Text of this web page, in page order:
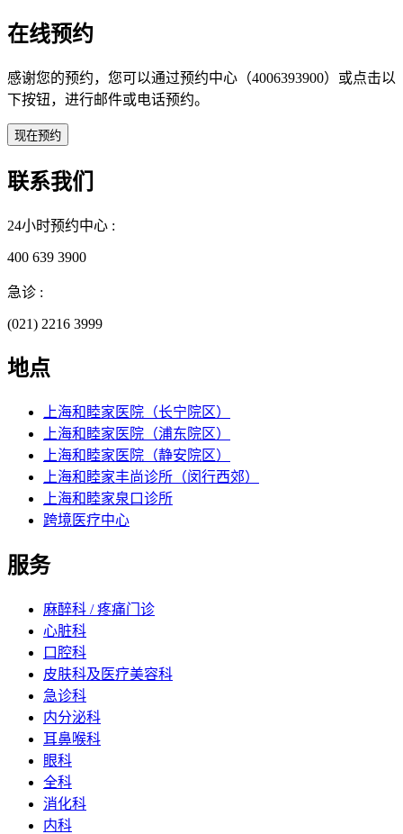
在线预约
感谢您的预约，您可以通过预约中心（4006393900）或点击以
下按钮，进行邮件或电话预约。
联系我们
24小时预约中心 :
400 639 3900
急诊 :
(021) 2216 3999
地点
上海和睦家医院（长宁院区）
上海和睦家医院（浦东院区）
上海和睦家医院（静安院区）
上海和睦家丰尚诊所（闵行西郊）
上海和睦家泉口诊所
跨境医疗中心
服务
麻醉科 / 疼痛门诊
心脏科
口腔科
皮肤科及医疗美容科
急诊科
内分泌科
耳鼻喉科
眼科
全科
消化科
内科